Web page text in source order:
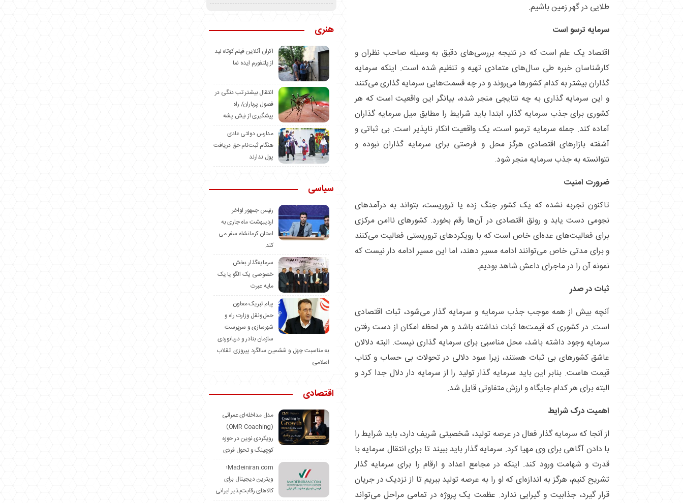
طلایی در گهر زمین باشیم.
سرمایه ترسو است
اقتصاد یک علم است که در نتیجه بررسی‌های دقیق به وسیله صاحب نظران و
کارشناسان خبره طی سال‌های متمادی تهیه و تنظیم شده است. اینکه سرمایه
گذاران بیشتر به کدام کشور‌ها می‌روند و در چه قسمت‌هایی سرمایه گذاری می‌کنند
و این سرمایه گذاری به چه نتایجی منجر شده، بیانگر این واقعیت است که هر
کشوری برای جذب سرمایه گذار، ابتدا باید شرایط را مطابق میل سرمایه گذاران
آماده کند. جمله سرمایه ترسو است، یک واقعیت انکار ناپذیر است. بی ثباتی و
آشفته بازار‌های اقتصادی هرگز محل و فرصتی برای سرمایه گذاران نبوده و
نتوانسته به جذب سرمایه منجر شود.
ضرورت امنیت
تاکنون تجربه نشده که یک کشور جنگ زده یا تروریست، بتواند به درآمد‌های
نجومی دست یابد و رونق اقتصادی در آن‌ها رقم بخورد. کشور‌های ناامن مرکزی
برای فعالیت‌های عده‌ای خاص است که با رویکرد‌های تروریستی فعالیت می‌کنند
و برای مدتی خاص می‌توانند ادامه مسیر دهند، اما این مسیر ادامه دار نیست که
نمونه آن را در ماجرای داعش شاهد بودیم.
ثبات در صدر
آنچه بیش از همه موجب جذب سرمایه و سرمایه گذار می‌شود، ثبات اقتصادی
است. در کشوری که قیمت‌ها ثبات نداشته باشد و هر لحظه امکان از دست رفتن
سرمایه وجود داشته باشد، محل مناسبی برای سرمایه گذاری نیست. البته دلالان
عاشق کشور‌های بی ثبات هستند، زیرا سود دلالی در تحولات بی حساب و کتاب
قیمت هاست. بنابر این باید سرمایه گذار تولید را از سرمایه دار دلال جدا کرد و
البته برای هر کدام جایگاه و ارزش متفاوتی قایل شد.
اهمیت درک شرایط
از آنجا که سرمایه گذار فعال در عرصه تولید، شخصیتی شریف دارد، باید شرایط را
با دادن آگاهی برای وی مهیا کرد. سرمایه گذار باید ببیند تا برای انتقال سرمایه با
قدرت و شهامت ورود کند. اینکه در مجامع اعداد و ارقام را برای سرمایه گذار
تشریح کنیم، هرگز به اندازه‌ای که او را به عرصه تولید ببریم تا از نزدیک در جریان
قرار گیرد، جذابیت و گیرایی ندارد. عظمت یک پروژه در تمامی مراحل می‌تواند
هنری
اکران آنلاین فیلم کوتاه لید
از پلتفورم ایده نما
انتقال بیشتر تب دنگی در
فصول پرباران/ راه
پیشگیری از نیش پشه
مدارس دولتی عادی
هنگام ثبت‌نام حق دریافت
پول ندارند
سیاسی
رئیس جمهور اواخر
اردیبهشت ماه جاری به
استان کرمانشاه سفر می
کند.
سرمایه‌گذار بخش
خصوصی یک الگو یا یک
مایه عبرت
️پیام تبریک معاون
حمل‌ونقل وزارت راه و
شهرسازی و سرپرست
سازمان بنادر و دریانوردی
به مناسبت چهل و ششمین سالگرد پیروزی انقلاب
اسلامی
اقتصادی
مدل مداخله‌ای عمرائی
(OMR Coaching)
رویکردی نوین در حوزه
کوچینگ و تحول فردی
Madeiniran.com؛
ویترین دیجیتال برای
کالاهای رقابت‌پذیر ایرانی